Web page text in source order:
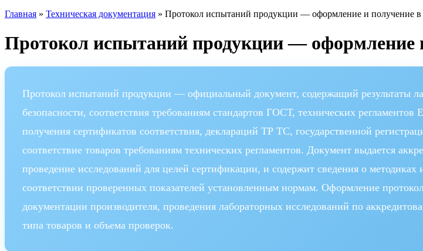
Главная » Техническая документация » Протокол испытаний продукции — оформление и получение в
Протокол испытаний продукции — оформление
Протокол испытаний продукции — официальный документ, содержащий результаты
безопасности, соответствия требованиям стандартов ГОСТ, технических
получения сертификатов соответствия, деклараций ТР ТС, государственной
соответствие товаров требованиям технических регламентов. Документ выдается
проведение исследований для целей сертификации, и содержит сведения о
соответствии проверенных показателей установленным нормам. Оформление
документации производителя, проведения лабораторных исследований по
типа товаров и объема проверок.